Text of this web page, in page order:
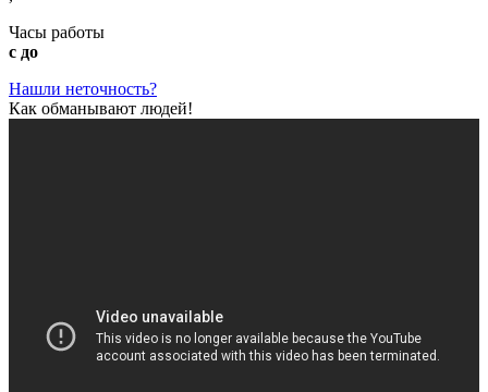
Часы работы
с до
Нашли неточность?
Как обманывают людей!